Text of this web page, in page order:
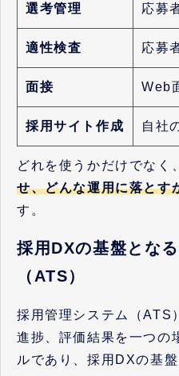
選考管理 応募
適性検査 応募
面接 Web
採用サイト作成 自社
どれを使うかだけでなく
せ、どんな運用に落とす
す。
採用DXの基盤とな
（ATS）
採用管理システム（ATS
進捗、評価結果を一つの
ルであり、採用DXの基